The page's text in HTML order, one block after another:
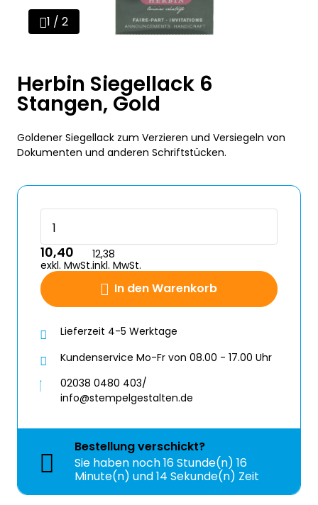
1 / 2
Herbin Siegellack 6
Stangen, Gold
Goldener Siegellack zum Verzieren und Versiegeln von
Dokumenten und anderen Schriftstücken.
In den Warenkorb
10,40
exkl. MwSt.
12,38
inkl. MwSt.
Lieferzeit 4-5 Werktage
Kundenservice Mo-Fr von 08.00 - 17.00 Uhr
02038 0480 403/
info@stempelgestalten.de
Bestellungverschickt?
Sie haben noch16 Stunde(n) 16
Minute(n) und 13 Sekunde(n) Zeit